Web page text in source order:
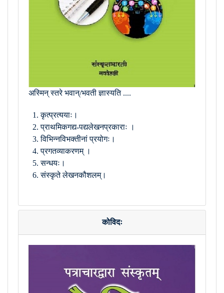
अस्मिन् स्तरे भवान्/भवती ज्ञास्यति ....
कृत्प्रत्ययाः।
प्राथमिकगद्य-पद्यलेखनप्रकाराः ।
विभिन्नविभक्तीनां प्रयोगः।
प्रगतव्याकरणम् ।
सन्धयः।
संस्कृते लेखनकौशलम्।
कोविदः